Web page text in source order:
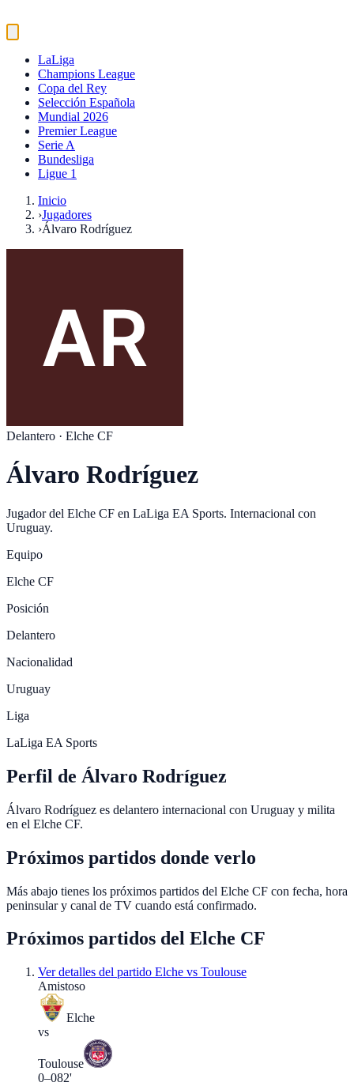
LaLiga
Champions League
Copa del Rey
Selección Española
Mundial 2026
Premier League
Serie A
Bundesliga
Ligue 1
Inicio
›Jugadores
›Álvaro Rodríguez
Delantero · Elche CF
Álvaro Rodríguez
Jugador del Elche CF en LaLiga EA Sports. Internacional con
Uruguay.
Equipo
Elche CF
Posición
Delantero
Nacionalidad
Uruguay
Liga
LaLiga EA Sports
Perfil de Álvaro Rodríguez
Álvaro Rodríguez es delantero internacional con Uruguay y milita
en el Elche CF.
Próximos partidos donde verlo
Más abajo tienes los próximos partidos del Elche CF con fecha, hora
peninsular y canal de TV cuando está confirmado.
Próximos partidos del Elche CF
Ver detalles del partido Elche vs Toulouse
Amistoso
Elche
vs
Toulouse
0–082'